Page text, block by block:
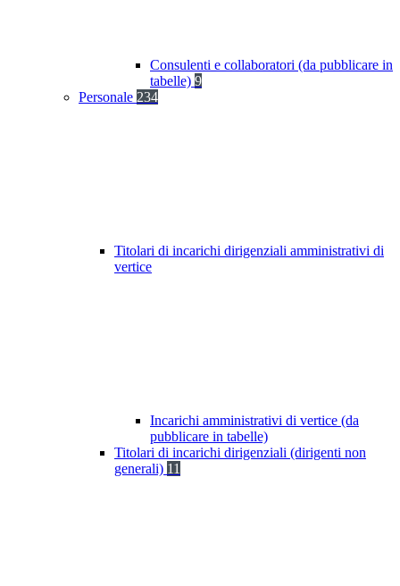
Consulenti e collaboratori (da pubblicare in
tabelle) 9
Personale 234
Titolari di incarichi dirigenziali amministrativi di
vertice
Incarichi amministrativi di vertice (da
pubblicare in tabelle)
Titolari di incarichi dirigenziali (dirigenti non
generali) 11